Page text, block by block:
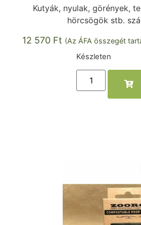
Kutyák, nyulak, görények,
hörcsögök stb.
12 570 Ft (Az ÁFA összegét
Készleten